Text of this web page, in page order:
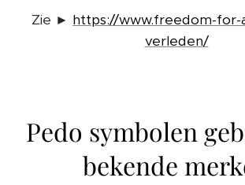
Zie ► https://www.freedom-for-
verleden/
Pedo symbolen
bekende